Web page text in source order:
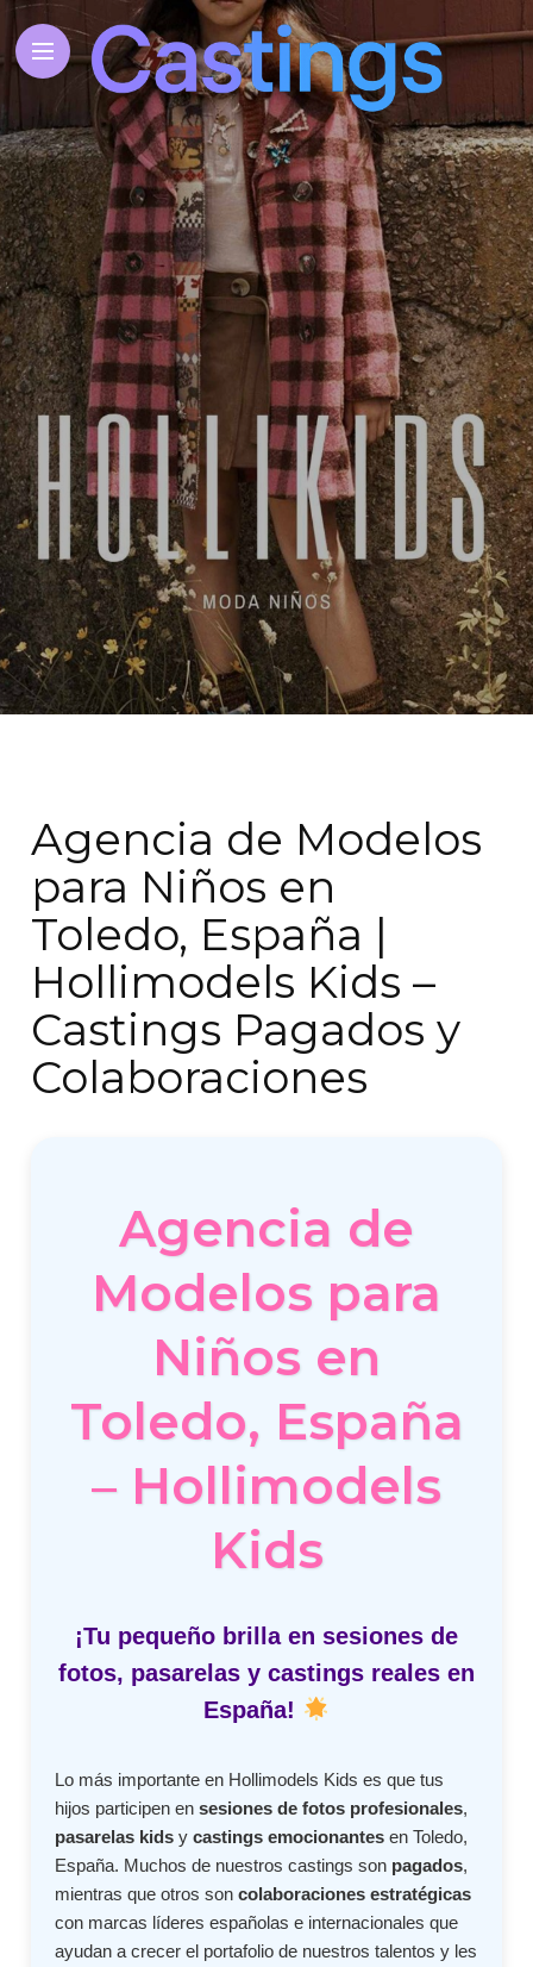
Agencia de Modelos
para Niños en
Toledo, España |
Hollimodels Kids –
Castings Pagados y
Colaboraciones
Agencia de
Modelos para
Niños en
Toledo, España
– Hollimodels
Kids
¡Tu pequeño brilla en sesiones de
fotos, pasarelas y castings reales en
España!
Lo más importante en Hollimodels Kids es que tus
hijos participen ensesiones de fotos profesionales,
pasarelas kids ycastings emocionantes en Toledo,
España. Muchos de nuestros castings son pagados,
mientras que otros soncolaboraciones estratégicas
con marcas líderes españolas e internacionales que
ayudan a crecer el portafolio de nuestros talentos y les